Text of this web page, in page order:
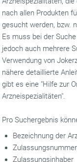
nach allen Produkten
gesucht werden, bzw.
Es muss bei der
jedoch auch mehrere
Verwendung von
nähere detaillierte
gibt es eine "Hilfe zur
Arzneispezialitäten".
Pro Suchergebnis
Bezeichnung der
Zulassungsnummer
Zulassungsinhaber